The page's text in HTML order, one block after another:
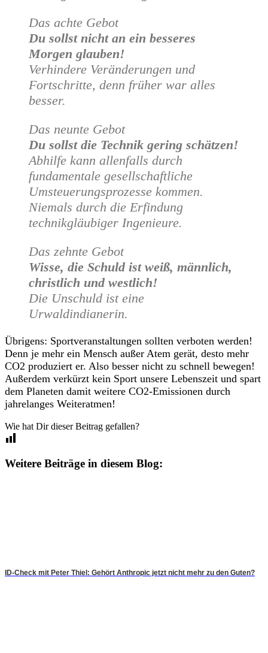
Das achte Gebot
Du sollst nicht an ein besseres
Morgen glauben!
Verhindere Veränderungen und
Fortschritte, denn früher war alles
besser.
Das neunte Gebot
Du sollst die Technik gering schätzen!
Abhilfe kann allenfalls durch
fundamentale gesellschaftliche
Umsteuerungsprozesse kommen.
Niemals durch die Erfindung
technikgläubiger Ingenieure.
Das zehnte Gebot
Wisse, die Schuld ist weiß, männlich,
christlich und westlich!
Die Unschuld ist eine
Urwaldindianerin.
Übrigens: Sportveranstaltungen sollten verboten werden!
Denn je mehr ein Mensch außer Atem gerät, desto mehr
CO2 produziert er. Also besser nicht zu schnell bewegen!
Außerdem verkürzt kein Sport unsere Lebenszeit und spart
dem Planeten damit weitere CO2-Emissionen durch
jahrelanges Weiteratmen!
Wie hat Dir dieser Beitrag gefallen?
Weitere Beiträge in diesem Blog:
ID-Check mit Peter Thiel: Gehört Anthropic jetzt nicht mehr zu den Guten?